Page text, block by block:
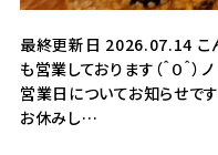
最終更新日 2026.07.14 こ
も営業しております（＾０＾
営業日についてお知らせで
お休みし…